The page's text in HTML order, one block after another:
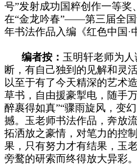
号”发射成功国粹创作一等奖
在“金龙吟春”——第三届全
年书法作品入编《红色中国
编者按： 玉明轩老师为
断，有自己独到的见解和灵
以至于有了今天精深的艺术
草书，自由援豪掣电，随手
醉裹得如真”“骤雨旋风，变
撼。玉老师书法作品，奔放
拓洒放之豪情，对笔力的控
果，只有努力才有结果，玉
旁鹜的研索而终得放大异彩